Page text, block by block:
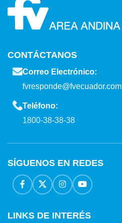
CONTÁCTANOS
Correo Electrónico:
fvresponde@fvecuador.com
Teléfono:
1800-38-38-38
SÍGUENOS EN REDES
LINKS DE INTERÉS